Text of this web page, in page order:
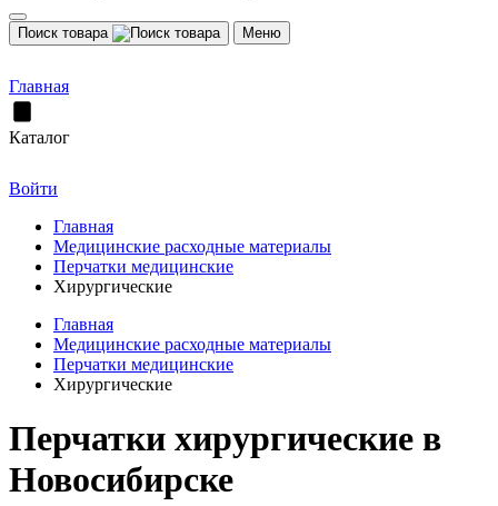
Поиск товара Меню
Главная
Каталог
Войти
Главная
Медицинские расходные материалы
Перчатки медицинские
Хирургические
Главная
Медицинские расходные материалы
Перчатки медицинские
Хирургические
Перчатки хирургические в
Новосибирске